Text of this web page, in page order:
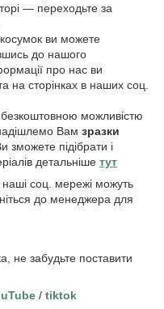
— переходьте за
ви можете
до нашого
про нас ви
на сторінках в наших соц.
можливістю
Вам зразки
зможете підібрати і
детальніше тут
наші соц. мережі можуть
до менеджера для
забудьте поставити
/ tiktok